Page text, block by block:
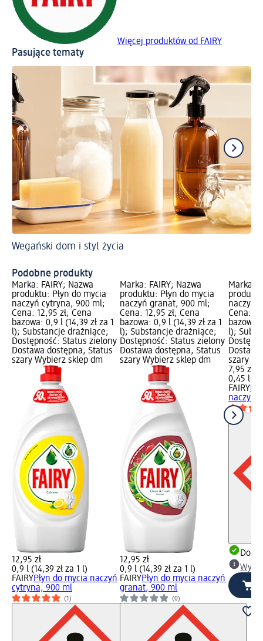
Więcej produktów od FAIRY
Pasujące tematy
Wegański dom i styl życia
Podobne produkty
Marka: FAIRY; Nazwa
produktu: Płyn do mycia
naczyń cytryna, 900 ml;
Cena: 12,95 zł; Cena
bazowa: 0,9 l (14,39 zł za 1
l); Substancje drażniące;
Dostępność: Status zielony
Dostawa dostępna, Status
szary Wybierz sklep dm
12,95 zł
0,9 l (14,39 zł za 1 l)
FAIRYPłyn do mycia naczyń
cytryna, 900 ml
(1)
Marka: FAIRY; Nazwa
produktu: Płyn do mycia
naczyń granat, 900 ml;
Cena: 12,95 zł; Cena
bazowa: 0,9 l (14,39 zł za 1
l); Substancje drażniące;
Dostępność: Status zielony
Dostawa dostępna, Status
szary Wybierz sklep dm
12,95 zł
0,9 l (14,39 zł za 1 l)
FAIRYPłyn do mycia naczyń
granat, 900 ml
(0)
Marka:
naczyń,
Cena:
bazowa:
l);
szary
7,95 zł
0,45 l
FAIRY
naczyń,